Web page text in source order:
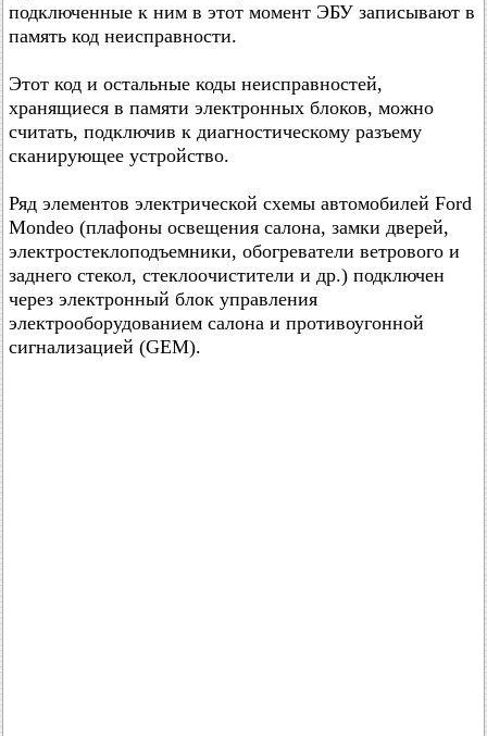
подключенные к ним в этот момент ЭБУ записывают в
память код неисправности.
Этот код и остальные коды неисправностей,
хранящиеся в памяти электронных блоков, можно
считать, подключив к диагностическому разъему
сканирующее устройство.
Ряд элементов электрической схемы автомобилей Ford
Mondeo (плафоны освещения салона, замки дверей,
электростеклоподъемники, обогреватели ветрового и
заднего стекол, стеклоочистители и др.) подключен
через электронный блок управления
электрооборудованием салона и противоугонной
сигнализацией (GEM).